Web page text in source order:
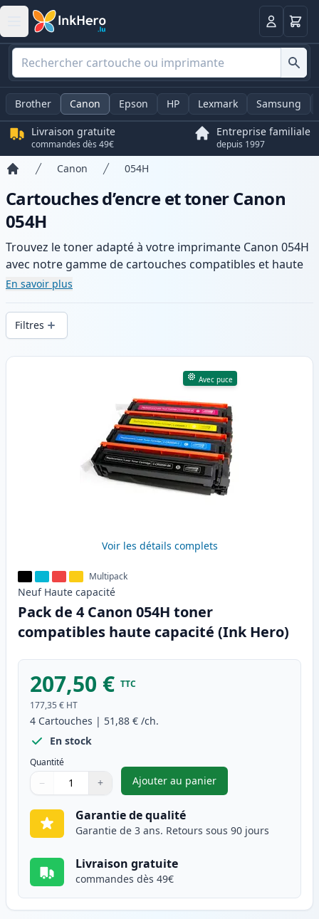
Panier
Brother Canon Epson HP Lexmark Samsung
Livraison gratuite
commandes dès 49€
Entreprise familiale
depuis 1997
Canon 054H
Cartouches d’encre et toner Canon
054H
Trouvez le toner adapté à votre imprimante Canon 054H
avec notre gamme de cartouches compatibles et haute
capacité. Profitez d’une qualité d’impression constante
En savoir plus
Filtres
Produits
Avec puce
Voir les détails complets
Multipack
Neuf Haute capacité
Pack de 4 Canon 054H toner
compatibles haute capacité (Ink Hero)
207,50 € TTC
177,35 € HT
4 Cartouches | 51,88 € /ch.
En stock
Quantité
Quantité
Utilisez les boutons pour ajuster
− +
Quantité
Ajouter au panier
,Pack de 4 Canon 054H
Garantie de qualité
Garantie de 3 ans. Retours sous 90 jours
Livraison gratuite
commandes dès 49€